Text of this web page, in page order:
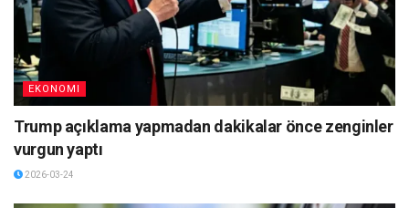
EKONOMI
Trump açıklama yapmadan dakikalar önce zenginler
vurgun yaptı
2026-03-24